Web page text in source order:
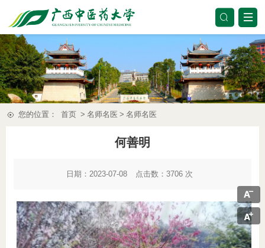
您的位置： 首页 > 名师名医 > 名师名医
何善明
日期：2023-07-08 点击数： 3706 次